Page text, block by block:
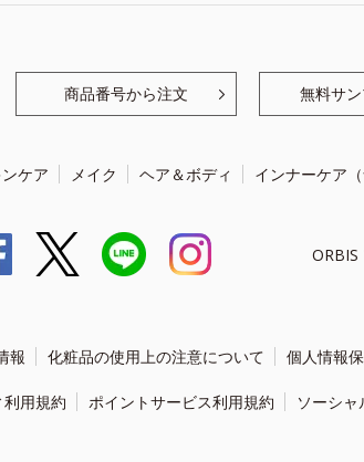
商品番号から注文 無料サ
ケア メイク ヘア＆ボディ インナーケア（
ORBIS
報 化粧品の使用上の注意について 個人情報
用規約 ポイントサービス利用規約 ソーシ